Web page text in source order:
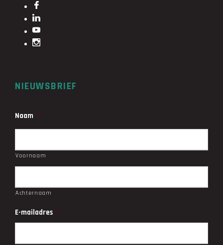
NIEUWSBRIEF
Naam *
Voornaam
Achternaam
E-mailadres *